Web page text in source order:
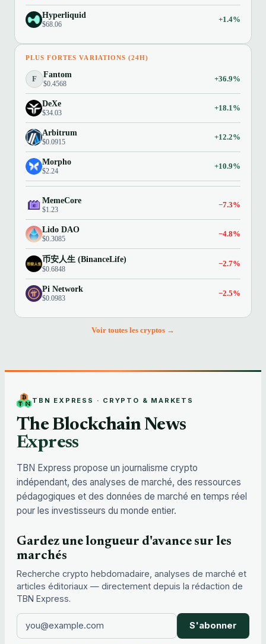
Hyperliquid
$68.06
+1.4%
PLUS FORTES VARIATIONS (24H)
F Fantom
$0.4568
+36.9%
DeXe
$34.03
+18.1%
Arbitrum
$0.0915
+12.2%
Morpho
$2.24
+10.9%
MemeCore
$1.23
−7.3%
Lido DAO
$0.3085
−4.8%
币安人生 (BinanceLife)
$0.6848
−2.7%
Pi Network
$0.0983
−2.5%
Voir toutes les cryptos →
TBN EXPRESS · CRYPTO & MARKETS
The Blockchain News
Express
TBN Express propose un journalisme crypto
indépendant, des analyses de marché, des ressources
pédagogiques et des données de marché en temps réel
pour les investisseurs du monde entier.
Gardez une longueur d'avance sur les
marchés
Recherche crypto hebdomadaire, analyses de marché et
articles éditoriaux — directement depuis la rédaction de
TBN Express.
S'abonner